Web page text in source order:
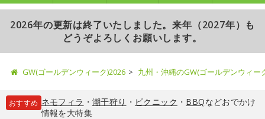
2026年の更新は終了いたしました。来年（2027年）も
どうぞよろしくお願いします。
GW(ゴールデンウィーク)2026 九州・沖縄のGW(ゴールデンウィ
おすすめ ネモフィラ ・ 潮干狩り ・ ピクニック ・ BBQなどおでかけ
情報を大特集